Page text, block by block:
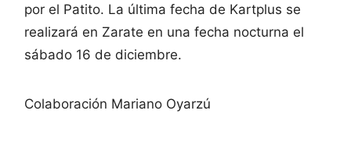
por el Patito. La última fecha de Kartplus se
realizará en Zarate en una fecha nocturna el
sábado 16 de diciembre.
Colaboración Mariano Oyarzú